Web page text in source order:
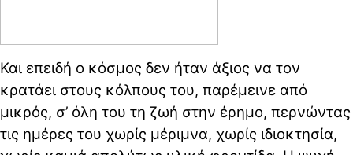
Και επειδή ο κόσμος δεν ήταν άξιος να τον
κρατάει στους κόλπους του, παρέμεινε από
μικρός, σ’ όλη του τη ζωή στην έρημο, περνώντας
τις ημέρες του χωρίς μέριμνα, χωρίς ιδιοκτησία,